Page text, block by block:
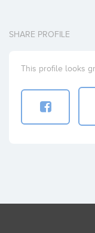
SHARE PROFILE
This profile looks